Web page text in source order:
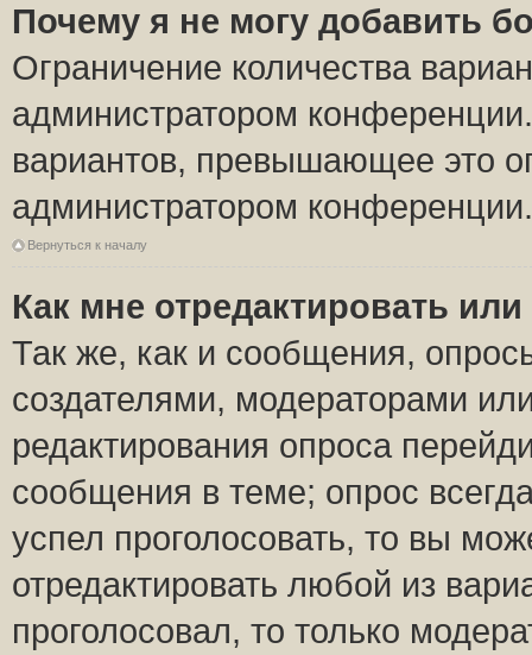
Почему я не могу добавить
Ограничение количества
администратором
вариантов, превышающее это
администратором конференции.
Вернуться к началу
Как мне отредактировать
Так же, как и сообщения,
создателями, модераторами
редактирования опроса
сообщения в теме; опрос
успел проголосовать, то вы
отредактировать любой из
проголосовал, то только